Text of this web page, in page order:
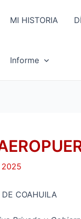
MI HISTORIA
Informe
DE COAHUILA